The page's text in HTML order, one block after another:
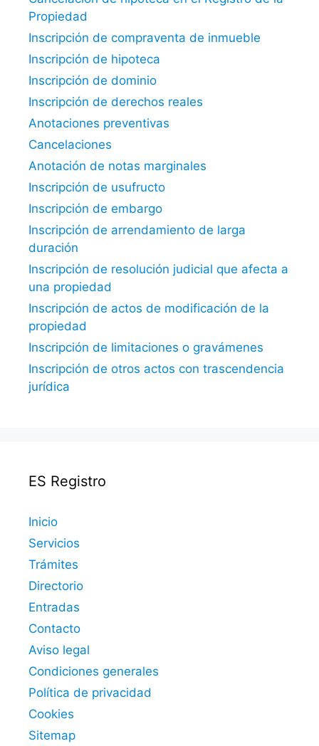
Propiedad
Inscripción de compraventa de inmueble
Inscripción de hipoteca
Inscripción de dominio
Inscripción de derechos reales
Anotaciones preventivas
Cancelaciones
Anotación de notas marginales
Inscripción de usufructo
Inscripción de embargo
Inscripción de arrendamiento de larga
duración
Inscripción de resolución judicial que afecta a
una propiedad
Inscripción de actos de modificación de la
propiedad
Inscripción de limitaciones o gravámenes
Inscripción de otros actos con trascendencia
jurídica
ES Registro
Inicio
Servicios
Trámites
Directorio
Entradas
Contacto
Aviso legal
Condiciones generales
Política de privacidad
Cookies
Sitemap